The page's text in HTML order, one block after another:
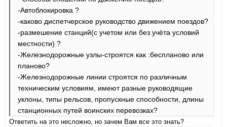
-Автоблокировка ?
-каково диспетчерское руководство движением поездов?
-размешение станций(с учетом или без учёта условий
местности) ?
-Железнодорожные узлы-строятся как :беспланово или
планово?
-Железнодорожные линии строятся по различным
техническим условиям, имеют разные руководящие
уклоны, типы рельсов, пропускные способности, длины
станционных путей воинских перевозках?
Ответить на это несложно, но зачем Вам все это знать?